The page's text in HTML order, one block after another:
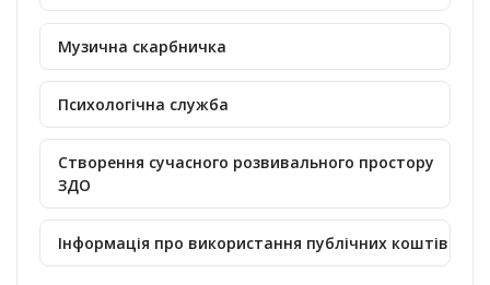
Музична скарбничка
Психологічна служба
Створення сучасного розвивального простору
ЗДО
Інформація про використання публічних коштів